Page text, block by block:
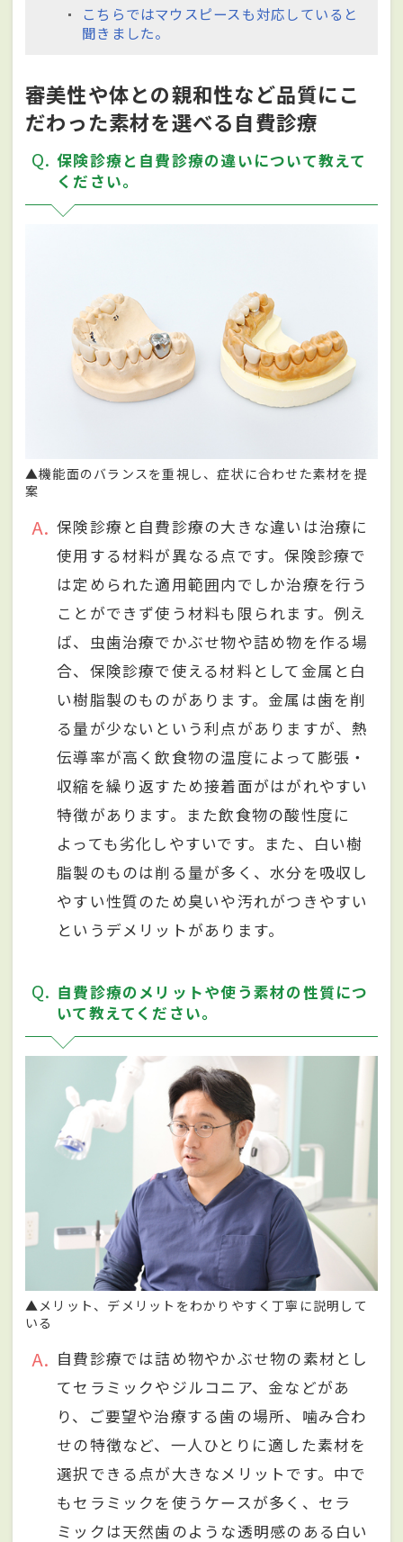
こちらではマウスピースも対応していると
聞きました。
審美性や体との親和性など品質にこ
だわった素材を選べる自費診療
Q
保険診療と自費診療の違いについて教えて
ください。
▲機能面のバランスを重視し、症状に合わせた素材を提
案
A
保険診療と自費診療の大きな違いは治療に
使用する材料が異なる点です。保険診療で
は定められた適用範囲内でしか治療を行う
ことができず使う材料も限られます。例え
ば、虫歯治療でかぶせ物や詰め物を作る場
合、保険診療で使える材料として金属と白
い樹脂製のものがあります。金属は歯を削
る量が少ないという利点がありますが、熱
伝導率が高く飲食物の温度によって膨張・
収縮を繰り返すため接着面がはがれやすい
特徴があります。また飲食物の酸性度に
よっても劣化しやすいです。また、白い樹
脂製のものは削る量が多く、水分を吸収し
やすい性質のため臭いや汚れがつきやすい
というデメリットがあります。
Q
自費診療のメリットや使う素材の性質につ
いて教えてください。
▲メリット、デメリットをわかりやすく丁寧に説明して
いる
A
自費診療では詰め物やかぶせ物の素材とし
てセラミックやジルコニア、金などがあ
り、ご要望や治療する歯の場所、噛み合わ
せの特徴など、一人ひとりに適した素材を
選択できる点が大きなメリットです。中で
もセラミックを使うケースが多く、セラ
ミックは天然歯のような透明感のある白い